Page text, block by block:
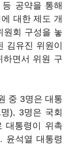
등 공약을 통해
대한 제도 개
원회 구성을 놓
김유진 위원이
하면서 위원 구
중 3명은 대통
명), 3명은 국회
대통령이 위촉
. 윤석열 대통령